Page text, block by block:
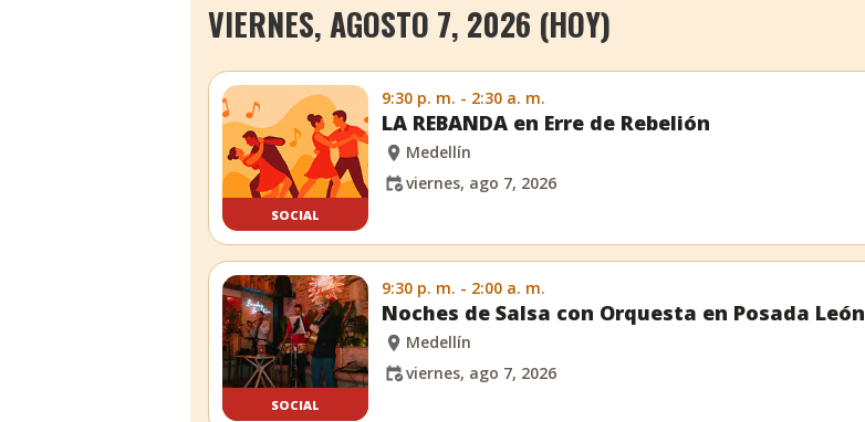
VIERNES, AGOSTO 7, 2026 (HOY)
SOCIAL
9:30 p. m. - 2:30 a. m.
LA REBANDA en Erre de Rebelión
Medellín
viernes, ago 7, 2026
SOCIAL
9:30 p. m. - 2:00 a. m.
Noches de Salsa con Orquesta en Posada León
Medellín
viernes, ago 7, 2026